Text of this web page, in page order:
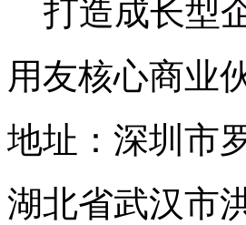
打造成长型
用友核心商业
地址：深圳市
湖北省武汉市